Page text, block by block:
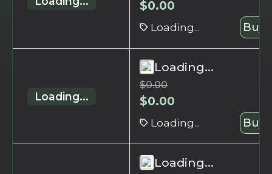
$0.00
Loading... Buy
Loading...
Loading...
$0.00
$0.00
Loading... Buy
Loading...